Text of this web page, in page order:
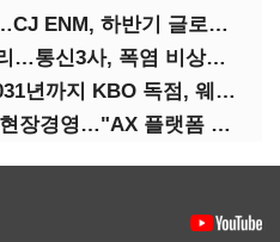
티빙·콘텐츠 IP 키운다…CJ ENM, 하반기 글로벌 확장 가속
작업자·통신망 이중 관리…통신3사, 폭염 비상대응 돌입
티빙 첫 분기 흑자…"2031년까지 KBO 독점, 웨이브 합병도 속도"
박윤영 KT 대표, AIDC 현장경영…"AX 플랫폼 핵심 인프라로 키운다"